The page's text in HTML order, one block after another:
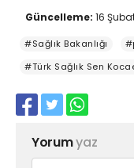
Güncelleme: 16
#Sağlık Bakanlığı
#Türk Sağlık Sen
Yorumyaz